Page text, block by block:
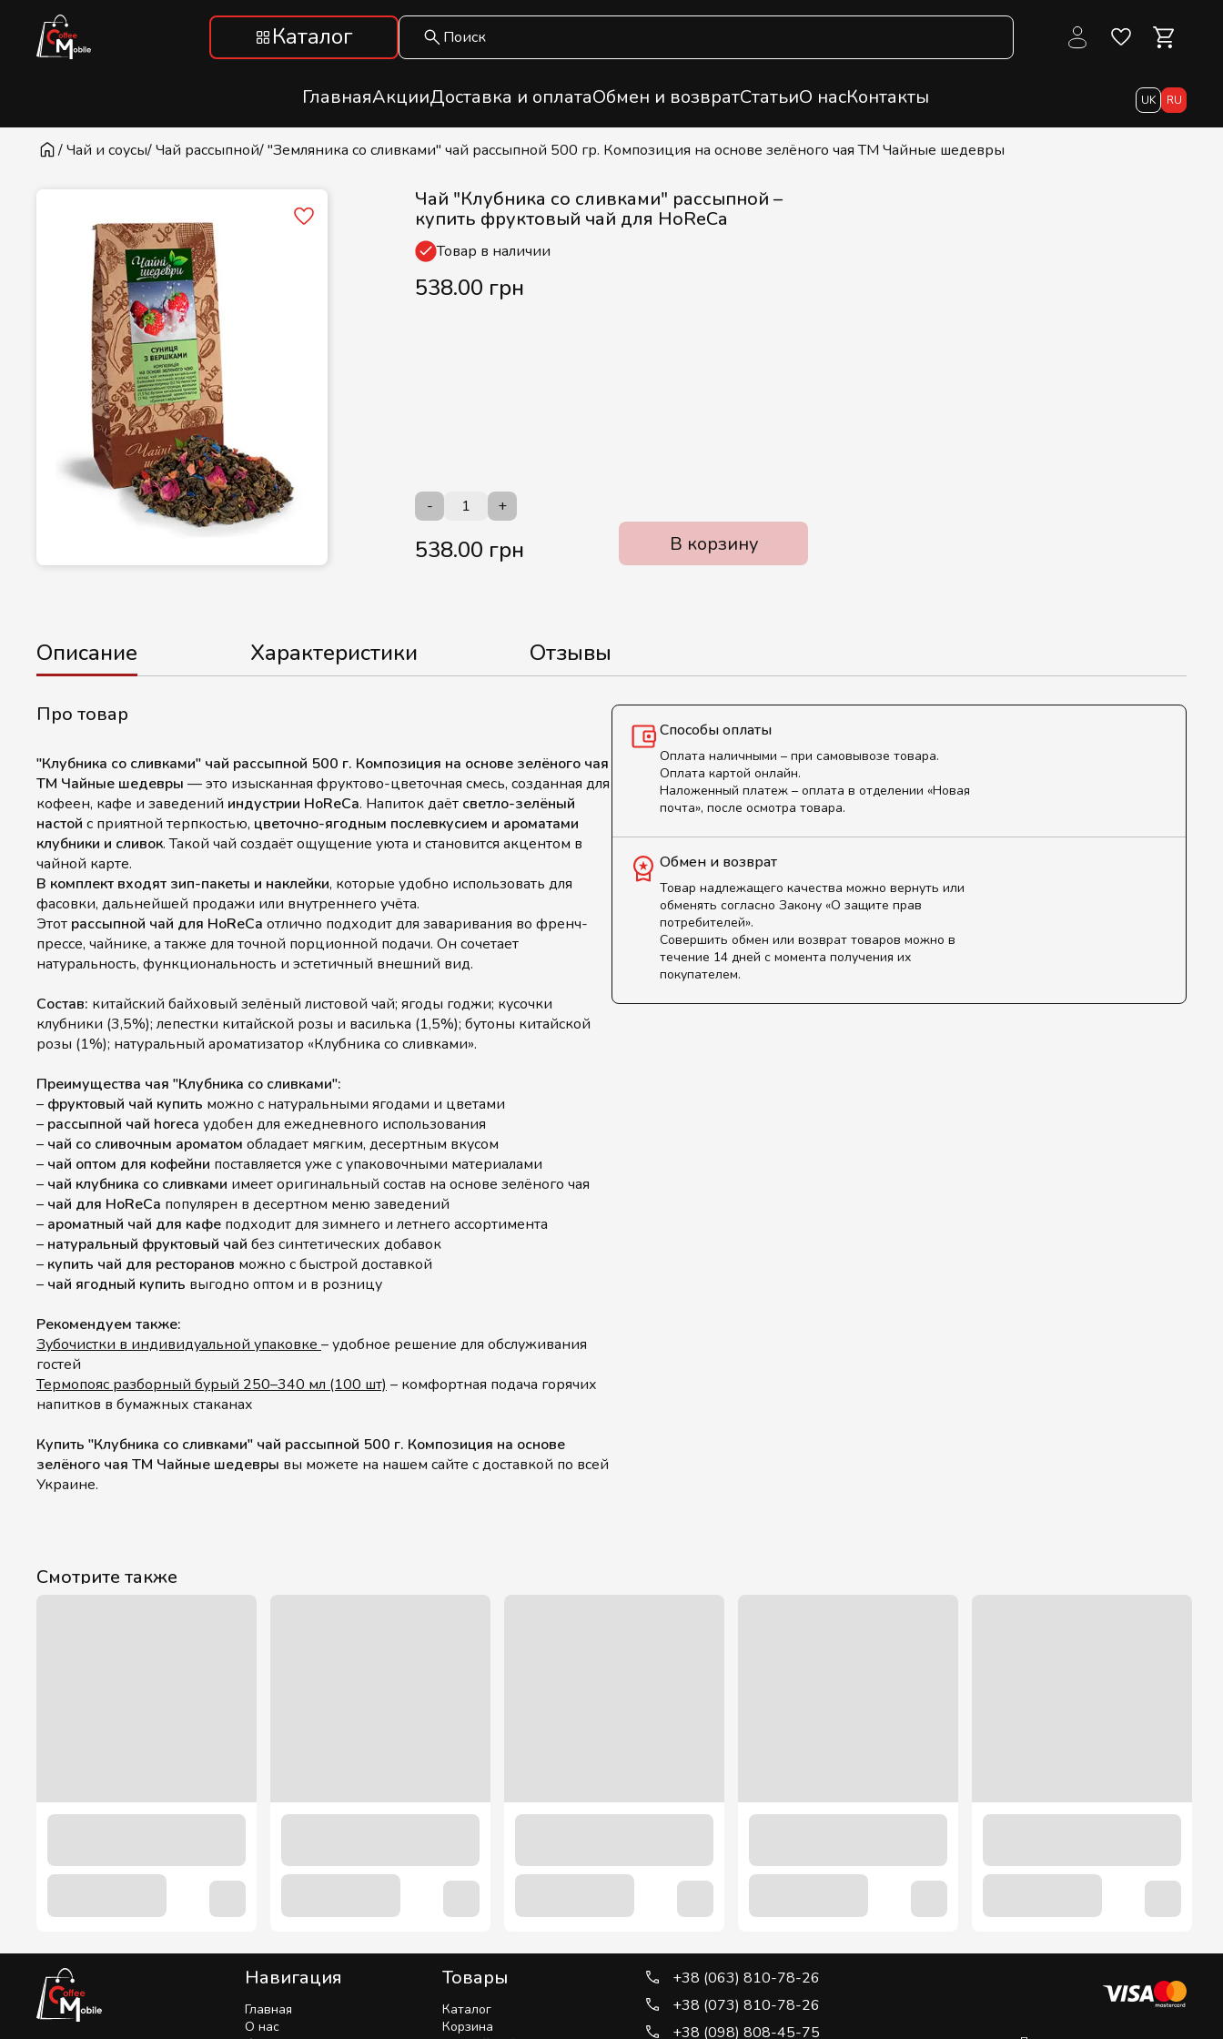
Каталог
ГлавнаяАкцииДоставка и оплатаОбмен и возвратСтатьиО насКонтакты UK RU
/ Чай и соусы/ Чай рассыпной/ "Земляника со сливками" чай рассыпной 500 гр. Композиция на основе зелёного чая ТМ Чайные шедевры
Чай "Клубника со сливками" рассыпной –
купить фруктовый чай для HoReCa
Товар в наличии
538.00 грн
- +
538.00 грн В корзину
Описание Характеристики Отзывы
Про товар
"Клубника со сливками" чай рассыпной 500 г. Композиция на основе зелёного чая
ТМ Чайные шедевры — это изысканная фруктово-цветочная смесь, созданная для
кофеен, кафе и заведений индустрии HoReCa. Напиток даёт светло-зелёный
настой с приятной терпкостью, цветочно-ягодным послевкусием и ароматами
клубники и сливок. Такой чай создаёт ощущение уюта и становится акцентом в
чайной карте.
В комплект входят зип-пакеты и наклейки, которые удобно использовать для
фасовки, дальнейшей продажи или внутреннего учёта.
Этот рассыпной чай для HoReCa отлично подходит для заваривания во френч-
прессе, чайнике, а также для точной порционной подачи. Он сочетает
натуральность, функциональность и эстетичный внешний вид.
Состав: китайский байховый зелёный листовой чай; ягоды годжи; кусочки
клубники (3,5%); лепестки китайской розы и василька (1,5%); бутоны китайской
розы (1%); натуральный ароматизатор «Клубника со сливками».
Преимущества чая "Клубника со сливками":
– фруктовый чай купить можно с натуральными ягодами и цветами
– рассыпной чай horeca удобен для ежедневного использования
– чай со сливочным ароматом обладает мягким, десертным вкусом
– чай оптом для кофейни поставляется уже с упаковочными материалами
– чай клубника со сливками имеет оригинальный состав на основе зелёного чая
– чай для HoReCa популярен в десертном меню заведений
– ароматный чай для кафе подходит для зимнего и летнего ассортимента
– натуральный фруктовый чай без синтетических добавок
– купить чай для ресторанов можно с быстрой доставкой
– чай ягодный купить выгодно оптом и в розницу
Рекомендуем также:
Зубочистки в индивидуальной упаковке – удобное решение для обслуживания
гостей
Термопояс разборный бурый 250–340 мл (100 шт) – комфортная подача горячих
напитков в бумажных стаканах
Купить "Клубника со сливками" чай рассыпной 500 г. Композиция на основе
зелёного чая ТМ Чайные шедевры вы можете на нашем сайте с доставкой по всей
Украине.
Способы оплаты
Оплата наличными – при самовывозе товара.
Оплата картой онлайн.
Наложенный платеж – оплата в отделении «Новая
почта», после осмотра товара.
Обмен и возврат
Товар надлежащего качества можно вернуть или
обменять согласно Закону «О защите прав
потребителей».
Совершить обмен или возврат товаров можно в
течение 14 дней с момента получения их
покупателем.
Смотрите также
115.00 грн
Навигация
Главная
О нас
Товары
Каталог
Корзина
+38 (063) 810-78-26
+38 (073) 810-78-26
+38 (098) 808-45-75